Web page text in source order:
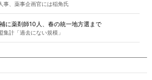
事、薬事企画官には稲角氏
に薬剤師10人、春の統一地方選まで
集計「過去にない規模」